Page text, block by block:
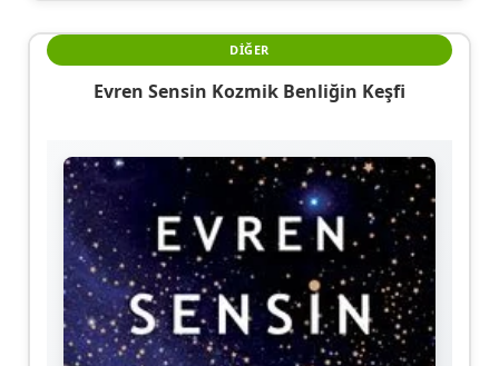
DIĞER
Evren Sensin Kozmik Benliğin Keşfi